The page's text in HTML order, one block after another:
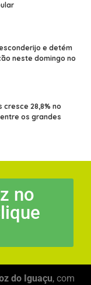
e detém
neste domingo no
28,8% no
os grandes
no
do Iguaçu, com